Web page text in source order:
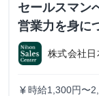
セールスマン
営業力を身に
せんか？ ※当
可 #1.2年生可
の長期・有給
株式会社
currency_yen 時給1,300円〜